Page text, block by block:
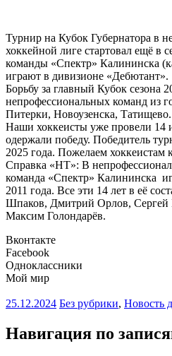
Турнир на Кубок Губернатора в
хоккейной лиге стартовал ещё в
команды «Спектр» Калининска
играют в дивизионе «Дебютант».
Борьбу за главный Кубок сезона
непрофессиональных команд из
Питерки, Новоузенска, Татищево.
Наши хоккеисты уже провели 14
одержали победу. Победитель
2025 года. Пожелаем хоккеистам
Справка «НТ»: В
команда «Спектр» Калининска
2011 года. Все эти 14 лет в её
Шпаков, Дмитрий Орлов,
Максим Голондарёв.
Вконтакте
Facebook
Одноклассники
Мой мир
25.12.2024 Без рубрики, Новость
Навигация по